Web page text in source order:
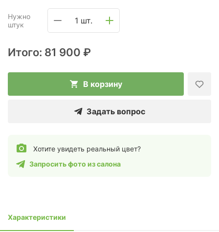
Нужно
штук
1 шт.
Итого: 81 900 ₽
В корзину
Задать вопрос
Хотите увидеть реальный цвет?
Запросить фото из салона
Характеристики